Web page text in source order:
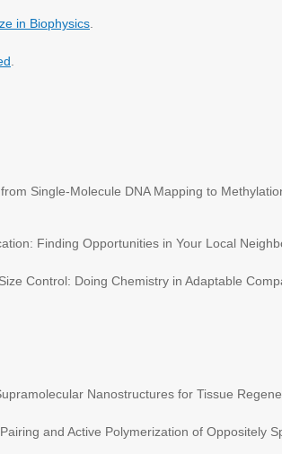
in Biophysics
Single-Molecule DNA Mapping to
Finding Opportunities in Your Local
Control: Doing Chemistry in Adaptable
Nanostructures for Tissue
and Active Polymerization of Oppositely